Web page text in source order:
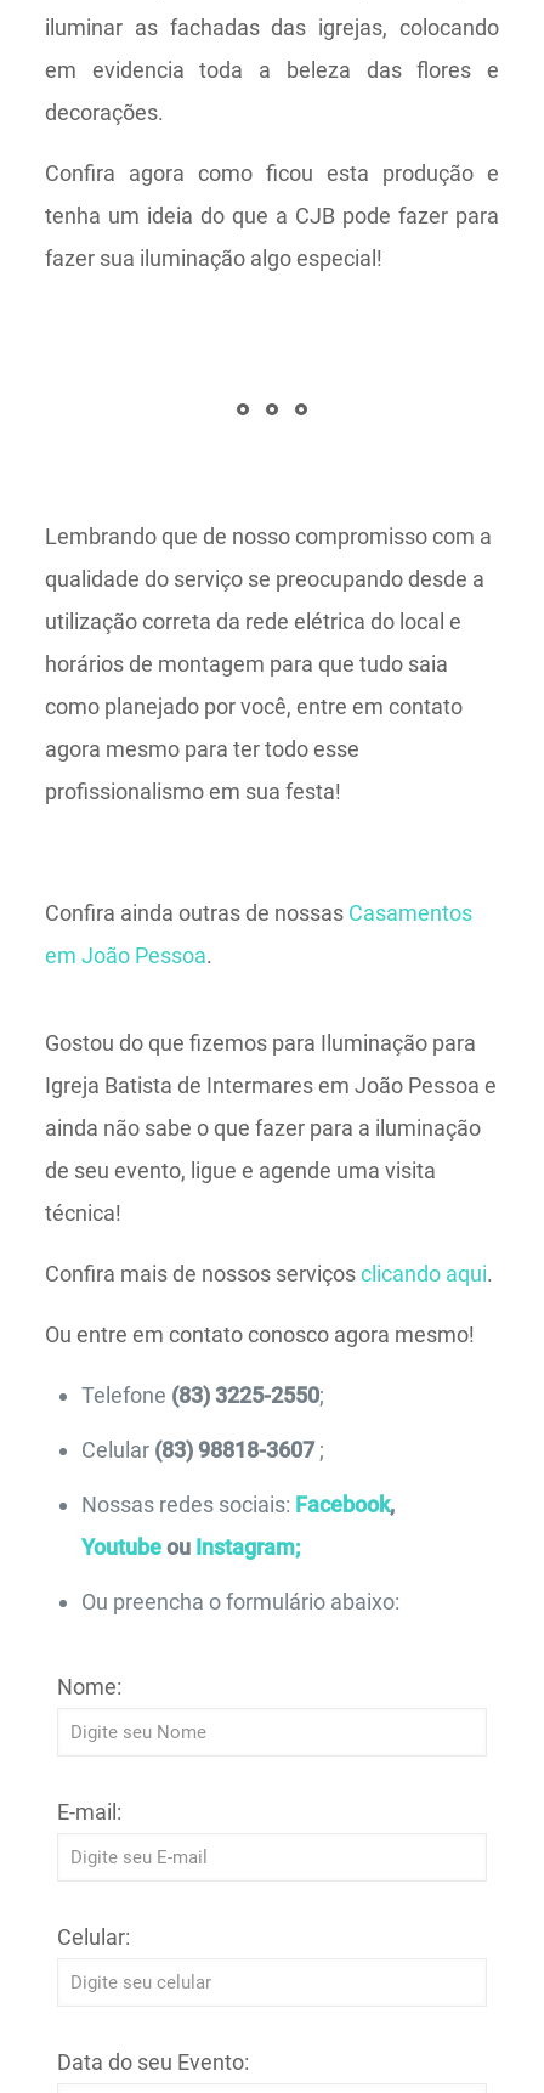
iluminar as fachadas das igrejas, colocando
em evidencia toda a beleza das flores e
decorações.
Confira agora como ficou esta produção e
tenha um ideia do que a CJB pode fazer para
fazer sua iluminação algo especial!
Lembrando que de nosso compromisso com a
qualidade do serviço se preocupando desde a
utilização correta da rede elétrica do local e
horários de montagem para que tudo saia
como planejado por você, entre em contato
agora mesmo para ter todo esse
profissionalismo em sua festa!
Confira ainda outras de nossas Casamentos
em João Pessoa.
Gostou do que fizemos para Iluminação para
Igreja Batista de Intermares em João Pessoa e
ainda não sabe o que fazer para a iluminação
de seu evento, ligue e agende uma visita
técnica!
Confira mais de nossos serviçosclicando aqui.
Ou entre em contato conosco agora mesmo!
Telefone (83) 3225-2550;
Celular (83) 98818-3607 ;
Nossas redes sociais: Facebook,
Youtubeou Instagram;
Ou preencha o formulário abaixo:
Nome:
E-mail:
Celular:
Data do seu Evento: